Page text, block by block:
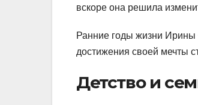
вскоре она решила
Ранние годы жизни Ирины
достижения своей мечты
Детство и